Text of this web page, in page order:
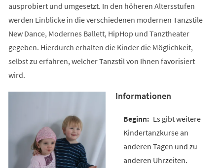
ausprobiert und umgesetzt. In den höheren Altersstufen
werden Einblicke in die verschiedenen modernen Tanzstile
New Dance, Modernes Ballett, HipHop und Tanztheater
gegeben. Hierdurch erhalten die Kinder die Möglichkeit,
selbst zu erfahren, welcher Tanzstil von Ihnen favorisiert
wird.
Informationen
Es gibt weitere
Kindertanzkurse an
anderen Tagen und zu
anderen Uhrzeiten.